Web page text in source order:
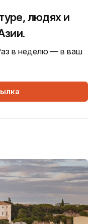
людях и
в неделю — в ваш